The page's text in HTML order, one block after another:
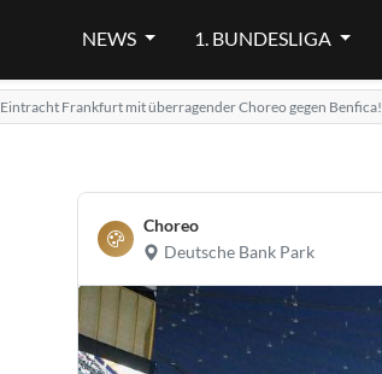
NEWS 1. BUNDESLIGA
Eintracht Frankfurt mit überragender Choreo gegen Benfica!
Choreo
Deutsche Bank Park